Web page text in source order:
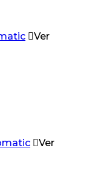
Ver
Ver